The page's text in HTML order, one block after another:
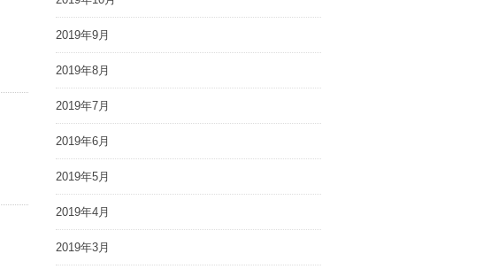
2019年9月
2019年8月
2019年7月
2019年6月
2019年5月
2019年4月
2019年3月